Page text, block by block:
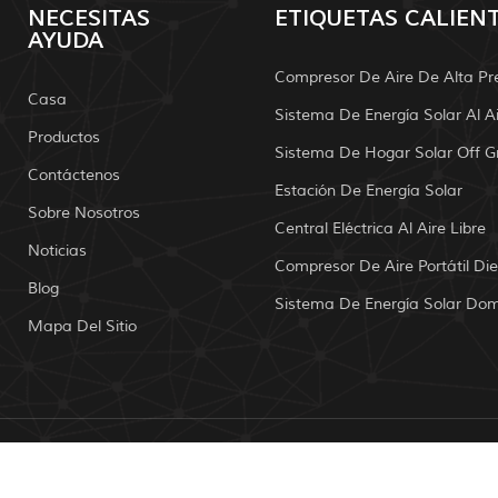
NECESITAS
AYUDA
Casa
Productos
Contáctenos
Sobre Nosotros
Noticias
Blog
Mapa Del Sitio
ETIQUETAS
Compresor De Aire De Alta
Sistema De Hogar Solar Off
Estación De Energía Solar
Central Eléctrica Al Aire Libre
Compresor De Aire Portátil